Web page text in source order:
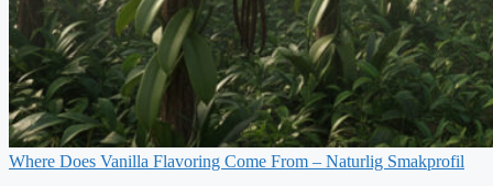
Where Does Vanilla Flavoring Come From – Naturlig Smakprofil